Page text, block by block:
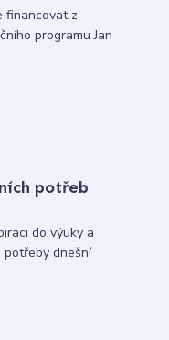
financovat z
programu Jan
potřeb
do výuky a
dnešní